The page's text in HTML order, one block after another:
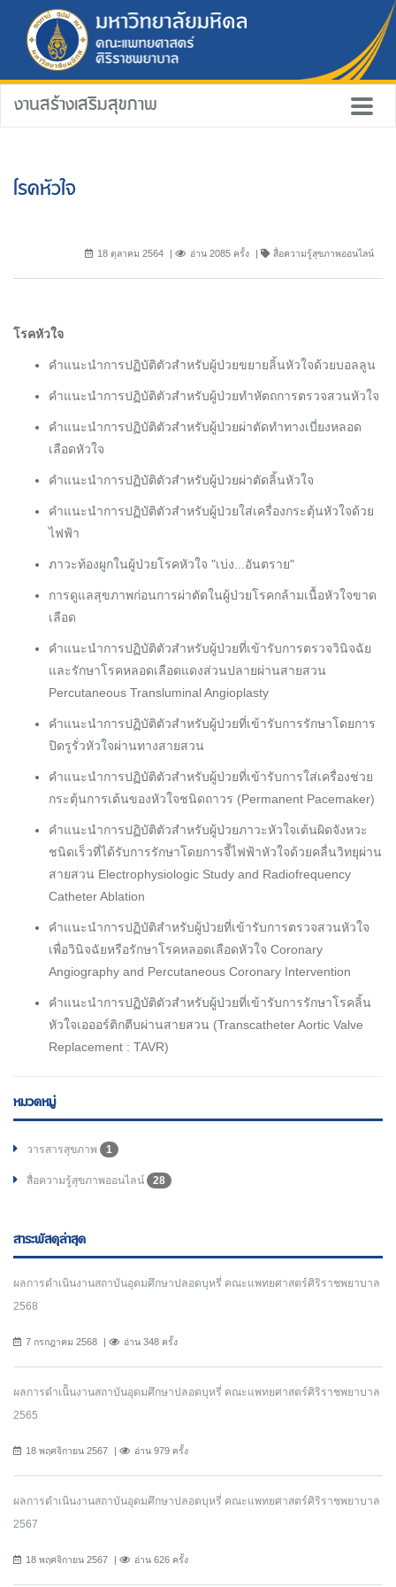
งานสร้างเสริมสุขภาพ
โรคหัวใจ
18 ตุลาคม 2564 อ่าน 2085 ครั้ง สื่อความรู้สุขภาพออนไลน์
โรคหัวใจ
คำแนะนำการปฏิบัติตัวสำหรับผู้ป่วยขยายลิ้นหัวใจด้วยบอลลูน
คำแนะนำการปฏิบัติตัวสำหรับผู้ป่วยทำหัตถการตรวจสวนหัวใจ
คำแนะนำการปฏิบัติตัวสำหรับผู้ป่วยผ่าตัดทำทางเบี่ยงหลอด
เลือดหัวใจ
คำแนะนำการปฏิบัติตัวสำหรับผู้ป่วยผ่าตัดลิ้นหัวใจ
คำแนะนำการปฏิบัติตัวสำหรับผู้ป่วยใส่เครื่องกระตุ้นหัวใจด้วย
ไฟฟ้า
ภาวะท้องผูกในผู้ป่วยโรคหัวใจ "เบ่ง...อันตราย"
การดูแลสุขภาพก่อนการผ่าตัดในผู้ป่วยโรคกล้ามเนื้อหัวใจขาด
เลือด
คำแนะนำการปฏิบัติตัวสำหรับผู้ป่วยที่เข้ารับการตรวจวินิจฉัย
และรักษาโรคหลอดเลือดแดงส่วนปลายผ่านสายสวน
Percutaneous Transluminal Angioplasty
คำแนะนำการปฏิบัติตัวสำหรับผู้ป่วยที่เข้ารับการรักษาโดยการ
ปิดรูรั่วหัวใจผ่านทางสายสวน
คำแนะนำการปฏิบัติตัวสำหรับผู้ป่วยที่เข้ารับการใส่เครื่องช่วย
กระตุ้นการเต้นของหัวใจชนิดถาวร (Permanent Pacemaker)
คำแนะนำการปฏิบัติตัวสำหรับผู้ป่วยภาวะหัวใจเต้นผิดจังหวะ
ชนิดเร็วที่ได้รับการรักษาโดยการจี้ไฟฟ้าหัวใจด้วยคลื่นวิทยุผ่าน
สายสวน Electrophysiologic Study and Radiofrequency
Catheter Ablation
คำแนะนำการปฏิบัติสำหรับผู้ป่วยที่เข้ารับการตรวจสวนหัวใจ
เพื่อวินิจฉัยหรือรักษาโรคหลอดเลือดหัวใจ Coronary
Angiography and Percutaneous Coronary Intervention
คำแนะนำการปฏิบัติตัวสำหรับผู้ป่วยที่เข้ารับการรักษาโรคลิ้น
หัวใจเอออร์ติกตีบผ่านสายสวน (Transcatheter Aortic Valve
Replacement : TAVR)
หมวดหมู่
วารสารสุขภาพ 1
สื่อความรู้สุขภาพออนไลน์ 28
สาระพัสดุล่าสุด
ผลการดำเนินงานสถาบันอุดมศึกษาปลอดบุหรี่ คณะแพทยศาสตร์ศิริราชพยาบาล
2568
7 กรกฎาคม 2568 อ่าน 348 ครั้ง
ผลการดำเนิินงานสถาบันอุดมศึกษาปลอดบุหรี่ คณะแพทยศาสตร์ศิริราชพยาบาล
2565
18 พฤศจิกายน 2567 อ่าน 979 ครั้ง
ผลการดำเนินงานสถาบันอุดมศึกษาปลอดบุหรี่ คณะแพทยศาสตร์ศิริราชพยาบาล
2567
18 พฤศจิกายน 2567 อ่าน 626 ครั้ง